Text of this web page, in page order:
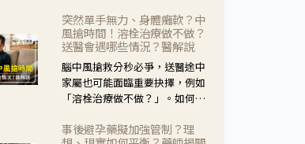
在重要。社團法人台灣自我照護
產業協會 提出「非處方藥正確使
用」與「藥師給力」，鼓勵民眾
建立安全且正確的自我照護習
慣。
突然單手無力、身體癱軟？中
風搶時間！溶栓治療做不做？
送醫會遇哪些情況？醫解說
腦中風搶救分秒必爭，送醫途中
家屬也可能面臨重要抉擇，例如
「溶栓治療做不做？」。如何搶
會理事長陳龍醫師解說！
事後避孕藥擬加強管制？理